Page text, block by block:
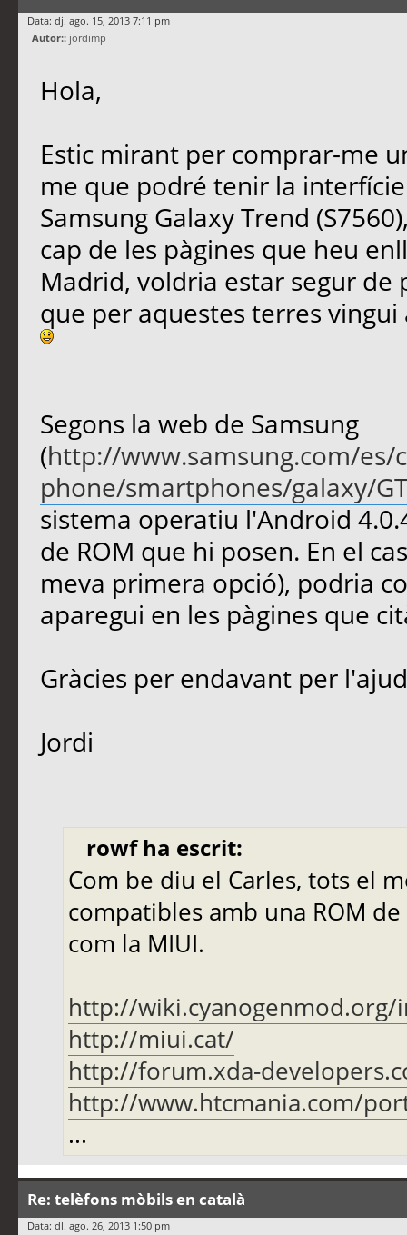
Data: dj. ago. 15, 2013 7:11 pm
Autor:: jordimp
Hola,
Estic mirant per comprar-me
me que podré tenir la
Samsung Galaxy Trend
cap de les pàgines que heu
Madrid, voldria estar segur
que per aquestes terres
Segons la web de Samsung
(http://www.samsung.com/es/
phone/smartphones/galaxy/
sistema operatiu l'Android
de ROM que hi posen. En el
meva primera opció), podria
aparegui en les pàgines que
Gràcies per endavant per
Jordi
rowf ha escrit:
Com be diu el Carles, tots el
compatibles amb una ROM
com la MIUI.
http://wiki.cyanogenmod.org/
http://miui.cat/
http://forum.xda-
http://www.htcmania.com/
...
Re: telèfons mòbils en català
Data: dl. ago. 26, 2013 1:50 pm